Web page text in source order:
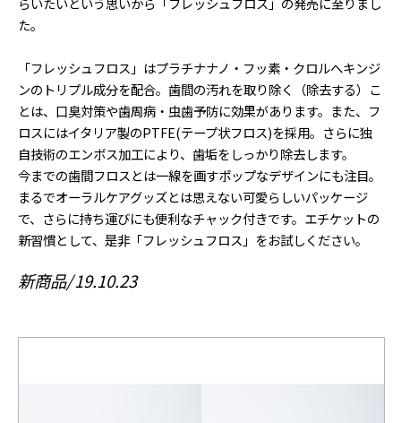
た。
「フレッシュフロス」はプラチナナノ・フッ素・クロルへキンジ
ンのトリプル成分を配合。歯間の汚れを取り除く（除去する）こ
とは、口臭対策や歯周病・虫歯予防に効果があります。また、フ
ロスにはイタリア製のPTFE(テープ状フロス)を採用。さらに独
自技術のエンボス加工により、歯垢をしっかり除去します。
今までの歯間フロスとは一線を画すポップなデザインにも注目。
まるでオーラルケアグッズとは思えない可愛らしいパッケージ
で、さらに持ち運びにも便利なチャック付きです。エチケットの
新習慣として、是非「フレッシュフロス」をお試しください。
新商品 19.10.23